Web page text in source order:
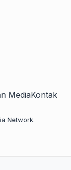
MediaKontak
Network.